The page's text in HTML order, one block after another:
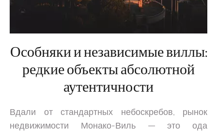
Особняки и независимые виллы:
редкие объекты абсолютной
аутентичности
Вдали от стандартных небоскребов, рынок
недвижимости Монако-Виль — это ода